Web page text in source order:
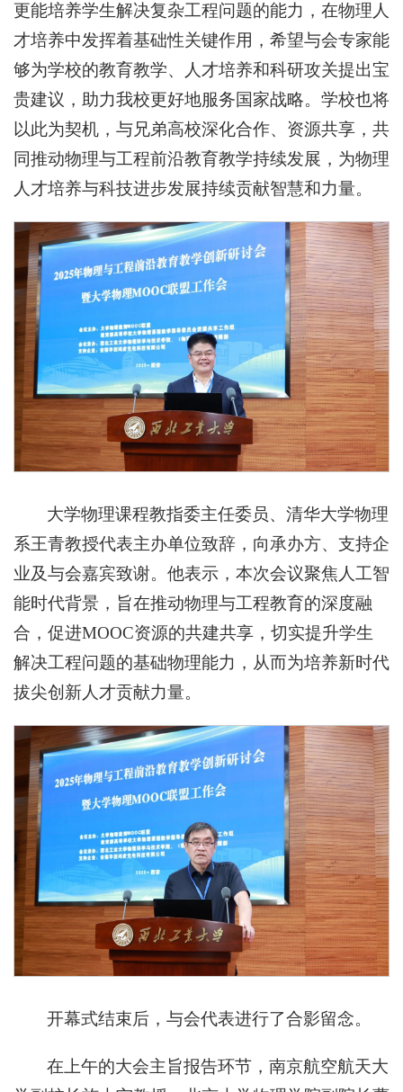
更能培养学生解决复杂工程问题的能力，在物理人
才培养中发挥着基础性关键作用，希望与会专家能
够为学校的教育教学、人才培养和科研攻关提出宝
贵建议，助力我校更好地服务国家战略。学校也将
以此为契机，与兄弟高校深化合作、资源共享，共
同推动物理与工程前沿教育教学持续发展，为物理
人才培养与科技进步发展持续贡献智慧和力量。
大学物理课程教指委主任委员、清华大学物理
系王青教授代表主办单位致辞，向承办方、支持企
业及与会嘉宾致谢。他表示，本次会议聚焦人工智
能时代背景，旨在推动物理与工程教育的深度融
合，促进MOOC资源的共建共享，切实提升学生
解决工程问题的基础物理能力，从而为培养新时代
拔尖创新人才贡献力量。
开幕式结束后，与会代表进行了合影留念。
在上午的大会主旨报告环节，南京航空航天大